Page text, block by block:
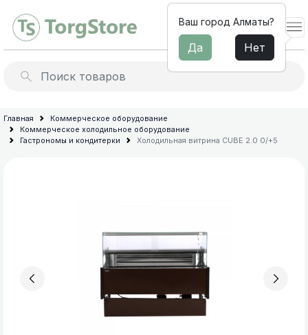
Барное
оборудование
нержавеющей
Коммерческое
Льдогенераторы
Миксеры для молочных
Архив товараов
Профессиональные блендеры
Сокоохладители
Главная
Коммерческое оборудование
Коммерческое холодильное оборудование
Гастрономы и кондитерки
Холодильная витрина СUBE 2.0 0/+5
Ваш город Алматы?
Да Нет